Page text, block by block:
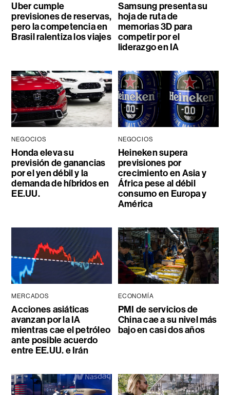
Uber cumple
previsiones de reservas,
pero la competencia en
Brasil ralentiza los viajes
Samsung presenta su
hoja de ruta de
memorias 3D para
competir por el
liderazgo en IA
NEGOCIOS
Honda eleva su
previsión de ganancias
por el yen débil y la
demanda de híbridos en
EE.UU.
NEGOCIOS
Heineken supera
previsiones por
crecimiento en Asia y
África pese al débil
consumo en Europa y
América
MERCADOS
Acciones asiáticas
avanzan por la IA
mientras cae el petróleo
ante posible acuerdo
entre EE.UU. e Irán
ECONOMÍA
PMI de servicios de
China cae a su nivel más
bajo en casi dos años